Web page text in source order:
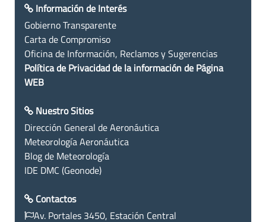
Información de Interés
Gobierno Transparente
Carta de Compromiso
Oficina de Información, Reclamos y Sugerencias
Política de Privacidad de la información de Página
WEB
Nuestro Sitios
Dirección General de Aeronáutica
Meteorología Aeronáutica
Blog de Meteorología
IDE DMC (Geonode)
Contactos
Av. Portales 3450, Estación Central